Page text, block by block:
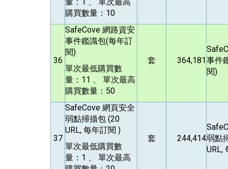
量：1 、 單次最高
購買數量：10
36
SafeCove 網路資安
事件鑑識包(每年訂
閱)
單次最低購買數
量：11 、 單次最高
購買數量：50
套 364,181 事件
閱)
37
SafeCove 網頁安全
弱點掃描包 (20
URL, 每年訂閱 )
單次最低購買數
量：1 、 單次最高
套 244,414弱點
URL,